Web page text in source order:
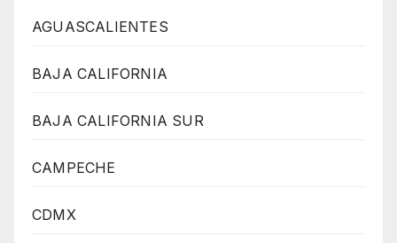
AGUASCALIENTES
BAJA CALIFORNIA
BAJA CALIFORNIA SUR
CAMPECHE
CDMX